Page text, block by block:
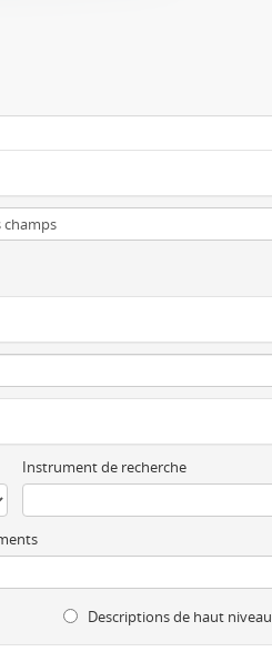
Instrument de recherche
Descriptions de haut niveau